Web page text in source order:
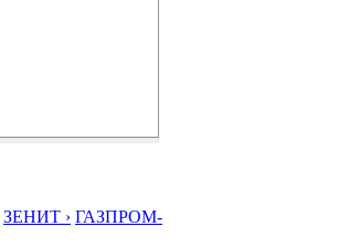
ЗЕНИТ › ГАЗПРОМ-